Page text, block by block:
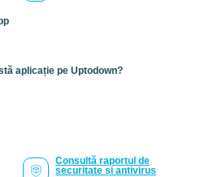
aplicație pe Uptodown?
Consultă raportul de
securitate și antivirus